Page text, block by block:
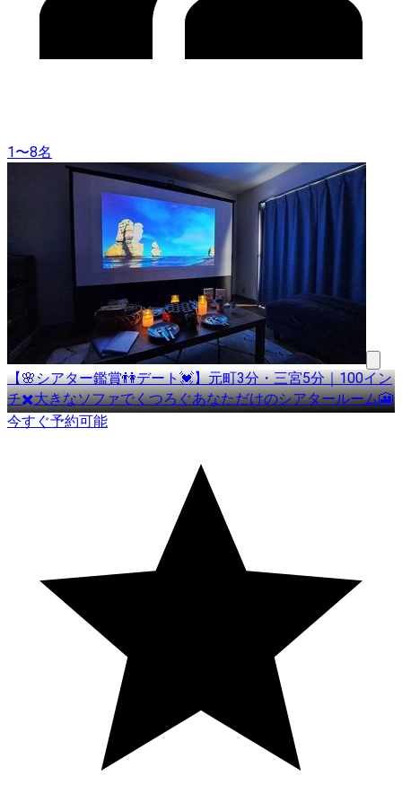
1〜8名
【🌸シアター鑑賞👫デート💓】元町3分・三宮5分｜100イン
チ✖️大きなソファでくつろぐあなただけのシアタールーム🎦
今すぐ予約可能